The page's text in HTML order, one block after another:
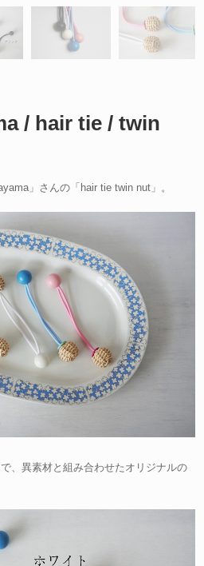
/ hair tie / twin
」さんの「hair tie twin nut」。
、異素材と組み合わせたオリジナルの